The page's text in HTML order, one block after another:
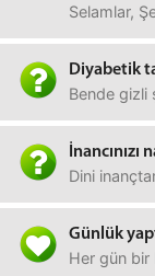
Selamlar,
Diyabetik
Bende gizli
İnancınızı
Dini
Günlük
Her gün bir